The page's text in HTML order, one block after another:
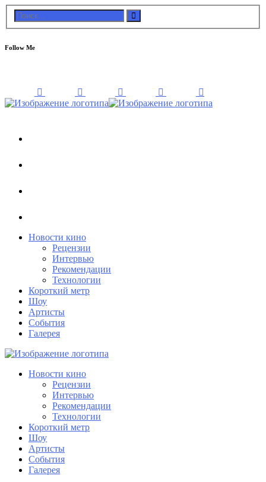
Follow Me
Новости кино
Рецензии
Интервью
Рекомендации
Технологии
Короткий метр
Шоу
Артисты
События
Галерея
Новости кино
Рецензии
Интервью
Рекомендации
Технологии
Короткий метр
Шоу
Артисты
События
Галерея